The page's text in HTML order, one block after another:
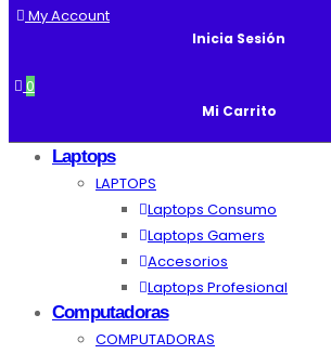
My Account
Inicia Sesión
0
Mi Carrito
Laptops
LAPTOPS
Laptops Consumo
Laptops Gamers
Accesorios
Laptops Profesional
Computadoras
COMPUTADORAS